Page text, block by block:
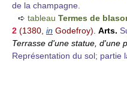
de la champagne.
➪ tableau Termes de
2 (1380, in Godefroy). Arts.
Terrasse d'une statue, d'une
Représentation du sol; partie